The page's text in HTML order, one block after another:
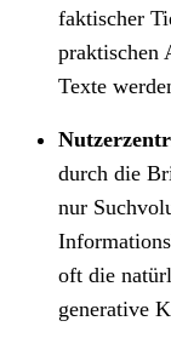
faktischer
praktischen
Texte
durch die
nur
oft die
generative